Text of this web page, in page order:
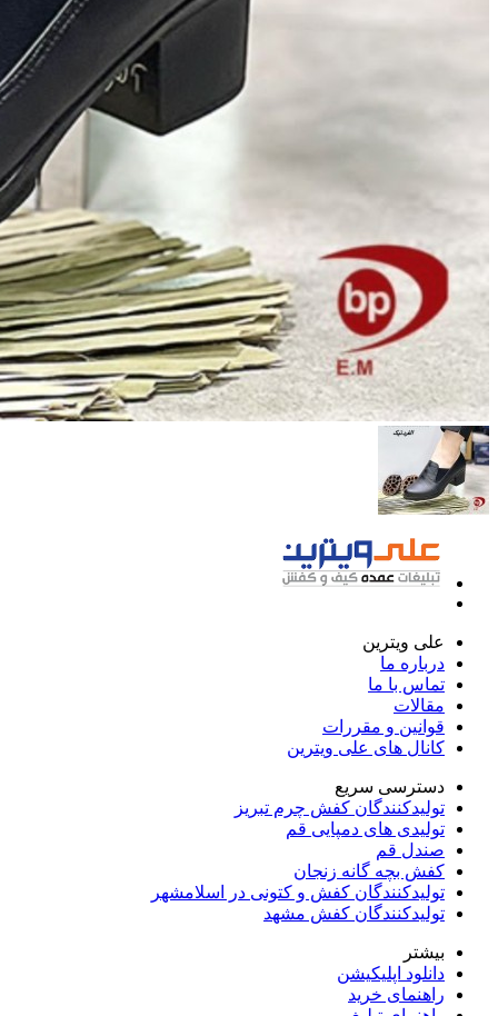
علی ویترین
درباره ما
تماس با ما
مقالات
قوانین و مقررات
کانال های علی ویترین
دسترسی سریع
تولیدکنندگان کفش چرم تبریز
تولیدی های دمپایی قم
صندل قم
کفش بچه گانه زنجان
تولیدکنندگان کفش و کتونی در اسلامشهر
تولیدکنندگان کفش مشهد
بیشتر
دانلود اپلیکیشن
راهنمای خرید